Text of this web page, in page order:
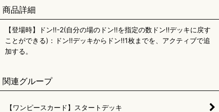
商品詳細
【登場時】ドン!!-2(自分の場のドン!!を指定の数ドン!!デッキに戻す
ことができる)：ドン!!デッキからドン!!1枚までを、アクティブで追
加する。
関連グループ
【ワンピースカード】スタートデッキ